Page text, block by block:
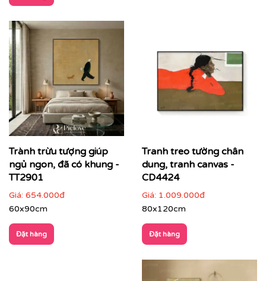
Văn phòng, phòng họp lãnh đạo
sáng tạo và chuyên nghiệp
Trành trừu tượng giúp
ngủ ngon, đã có khung -
TT2901
Giá: 654.000đ
60x90cm
Đặt hàng
Tranh treo tường chân
dung, tranh canvas -
CD4424
Giá: 1.009.000đ
80x120cm
Đặt hàng